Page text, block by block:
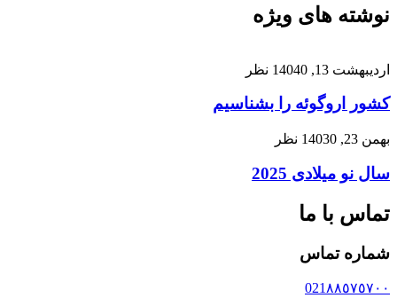
نوشته های ویژه
اردیبهشت 13, 1404 0 نظر
کشور اروگوئه را بشناسیم
بهمن 23, 1403 0 نظر
سال نو میلادی 2025
تماس با ما
شماره تماس
021٨٨٥٧٥٧٠٠